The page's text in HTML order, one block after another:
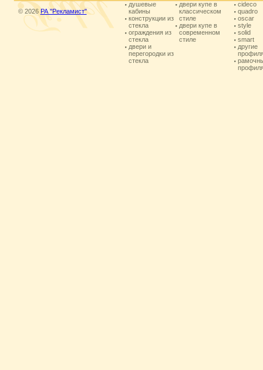
© 2026 РА "Рекламист"
душевые
кабины
конструкции из
стекла
ограждения из
стекла
двери и
перегородки из
стекла
двери купе в
классическом
стиле
двери купе в
современном
стиле
cideco
quadro
oscar
style
solid
smart
другие